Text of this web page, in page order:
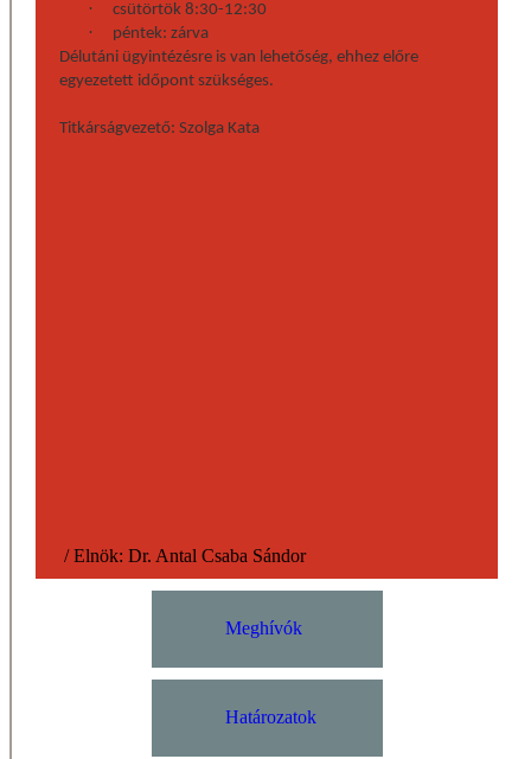
· csütörtök 8:30-12:30
·
péntek: zárva
Délutáni ügyintézésre is van lehetőség, ehhez előre
egyezetett időpont szükséges.
Titkárságvezető: Szolga Kata
/Elnök: Dr. Antal Csaba Sándor
Meghívók
Határozatok